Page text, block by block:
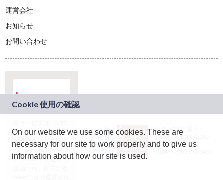
運営会社
お知らせ
お問い合わせ
ドコモグループの新
規事業創出プログラ
ム「docomo
STARTUP」を通じて
JASRAC許諾番号：
9024936001Y45037
JASRAC許諾番号：
On our website we use some cookies. These are
necessary for our site to work properly and to give us
information about how our site is used.